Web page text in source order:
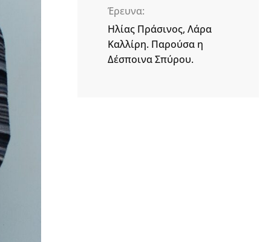
Έρευνα
Ηλίας Πράσινος, Λάρα
Καλλίρη. Παρούσα η
Δέσποινα Σπύρου.